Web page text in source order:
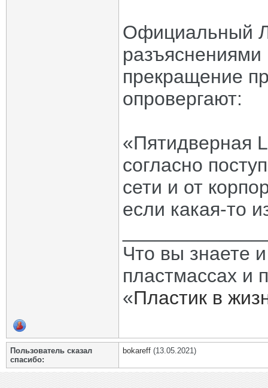
Официальный
прекращение
опровергают:
«Пятидверная
согласно
сети и от
если какая-то
Что вы знаете
пластмассах и
«Пластик в
Пользователь сказал
cпасибо:
bokareff (13.05.2021)